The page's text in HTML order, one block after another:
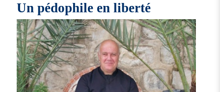
Un pédophile en liberté